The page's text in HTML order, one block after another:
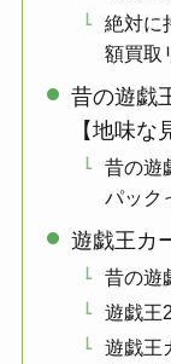
絶対に
額買取
昔の遊戯
【地味な
昔の遊
パック
遊戯王カ
昔の遊
遊戯王
遊戯王